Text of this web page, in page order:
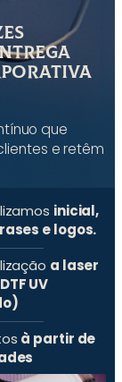
que
e retêm
inicial,
e logos.
a laser
DTF UV
à partir de